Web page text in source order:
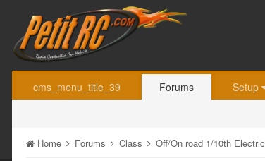
cms_menu_title_39 Forums Setup
Home Forums Class Off/On road 1/10th Electric